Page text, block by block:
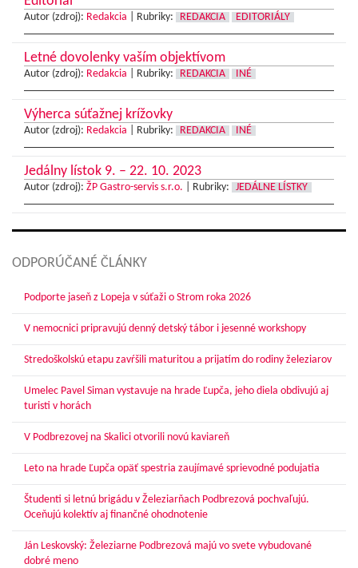
Autor (zdroj): Redakcia Rubriky: REDAKCIA EDITORIÁLY
Letné dovolenky vaším objektívom
Autor (zdroj): Redakcia Rubriky: REDAKCIA INÉ
Výherca súťažnej krížovky
Autor (zdroj): Redakcia Rubriky: REDAKCIA INÉ
Jedálny lístok 9. – 22. 10. 2023
Autor (zdroj): ŽP Gastro-servis s.r.o. Rubriky: JEDÁLNE LÍSTKY
ODPORÚČANÉ ČLÁNKY
Podporte jaseň z Lopeja v súťaži o Strom roka 2026
V nemocnici pripravujú denný detský tábor i jesenné workshopy
Stredoškolskú etapu zavŕšili maturitou a prijatím do rodiny železiarov
Umelec Pavel Siman vystavuje na hrade Ľupča, jeho diela obdivujú aj
turisti v horách
V Podbrezovej na Skalici otvorili novú kaviareň
Leto na hrade Ľupča opäť spestria zaujímavé sprievodné podujatia
Študenti si letnú brigádu v Železiarňach Podbrezová pochvaľujú.
Oceňujú kolektív aj finančné ohodnotenie
Ján Leskovský: Železiarne Podbrezová majú vo svete vybudované
dobré meno